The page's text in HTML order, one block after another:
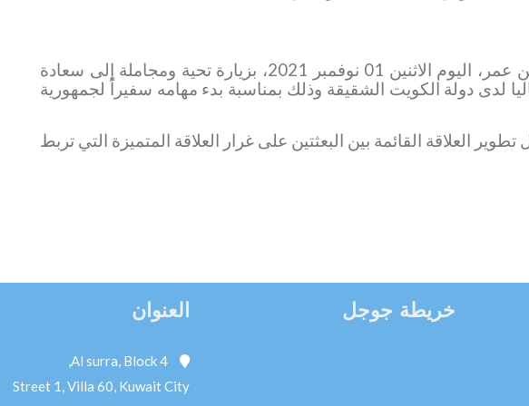
قام سعادة السفير عبدالقادر حسين عمر، اليوم الاثنين 01 نوفمبر 2021، بزيارة تحية ومجاملة إلى سعادة
لدى دولة الكويت الشقيقة وذلك بمناسبة بدء مهامه سفيراً لجمهورية
العلاقة القائمة بين البعثتين على غرار العلاقة المتميزة التي تربط
خريطة جوجل العنوان
Street 1, Villa 60, Kuwait City